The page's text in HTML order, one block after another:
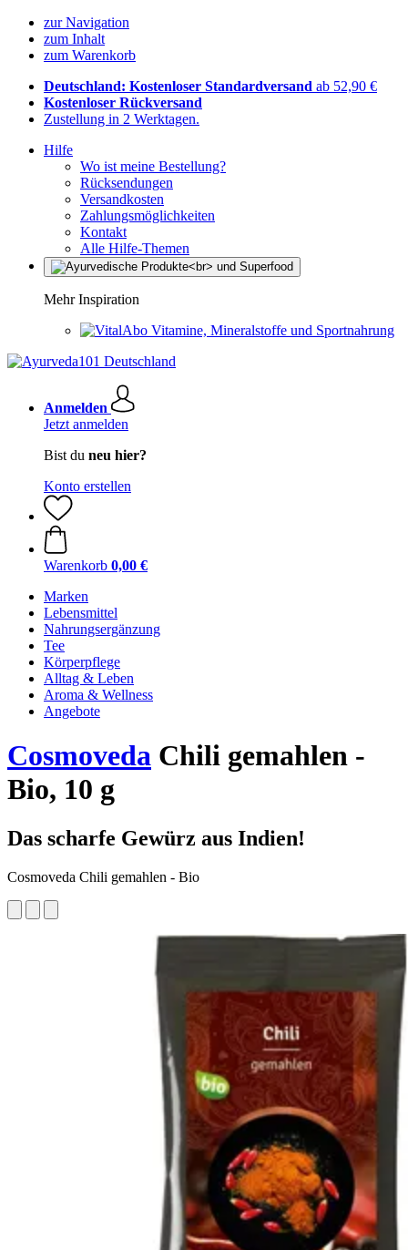
zur Navigation
zum Inhalt
zum Warenkorb
Deutschland: Kostenloser Standardversand ab 52,90 €
Kostenloser Rückversand
Zustellung in 2 Werktagen.
Hilfe
Wo ist meine Bestellung?
Rücksendungen
Versandkosten
Zahlungsmöglichkeiten
Kontakt
Alle Hilfe-Themen
Mehr Inspiration
Vitamine, Mineralstoffe und Sportnahrung
Anmelden
Jetzt anmelden
Bist du neu hier?
Konto erstellen
Warenkorb 0,00 €
Marken
Lebensmittel
Nahrungsergänzung
Tee
Körperpflege
Alltag & Leben
Aroma & Wellness
Angebote
Cosmoveda Chili gemahlen -
Bio, 10 g
Das scharfe Gewürz aus Indien!
Cosmoveda Chili gemahlen - Bio